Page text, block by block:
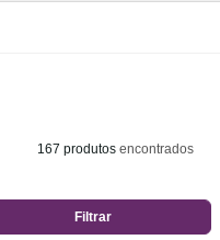
167 produtos encontrados
Filtrar